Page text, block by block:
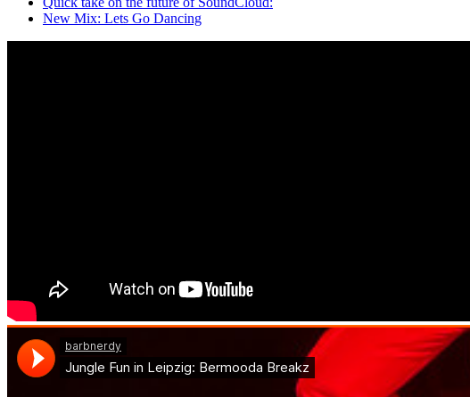
New Mix: Lets Go Dancing